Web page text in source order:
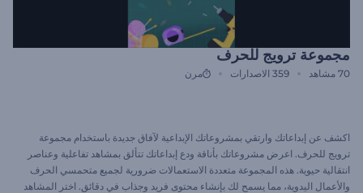
مجموعة ترويج للحرف
70 مشاهد 359 الاصدارات مرن
اكشف عن إبداعاتك وارتقي بمشروعاتك الإبداعية لآفاق جديدة باستخدام مجموعة
ترويج للحرف. اعرض مشروعاتك بأناقة ودع إبداعاتك تتألق بمشاهد تفاعلية وعناصر
انتقالية حيوية. هذه المجموعة متعددة الاستعمالات ضرورية لجميع متحمسي الحرف
والأعمال اليدوية، مما يسمح لك بإنشاء محتوى فريد وجذاب في دقائق. اختر المشاهد